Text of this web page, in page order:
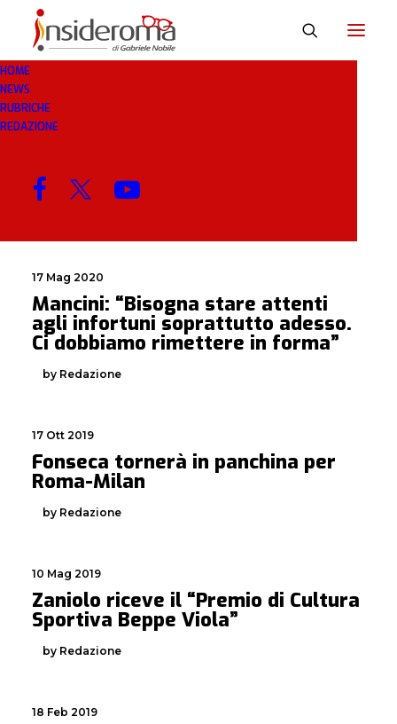
HOME
NEWS
RUBRICHE
REDAZIONE
SPORTIVA
MENU
17 Mag 2020
Mancini: “Bisogna stare attenti
agli infortuni soprattutto adesso.
Ci dobbiamo rimettere in forma”
by Redazione
17 Ott 2019
Fonseca tornerà in panchina per
Roma-Milan
by Redazione
10 Mag 2019
Zaniolo riceve il “Premio di Cultura
Sportiva Beppe Viola”
by Redazione
18 Feb 2019